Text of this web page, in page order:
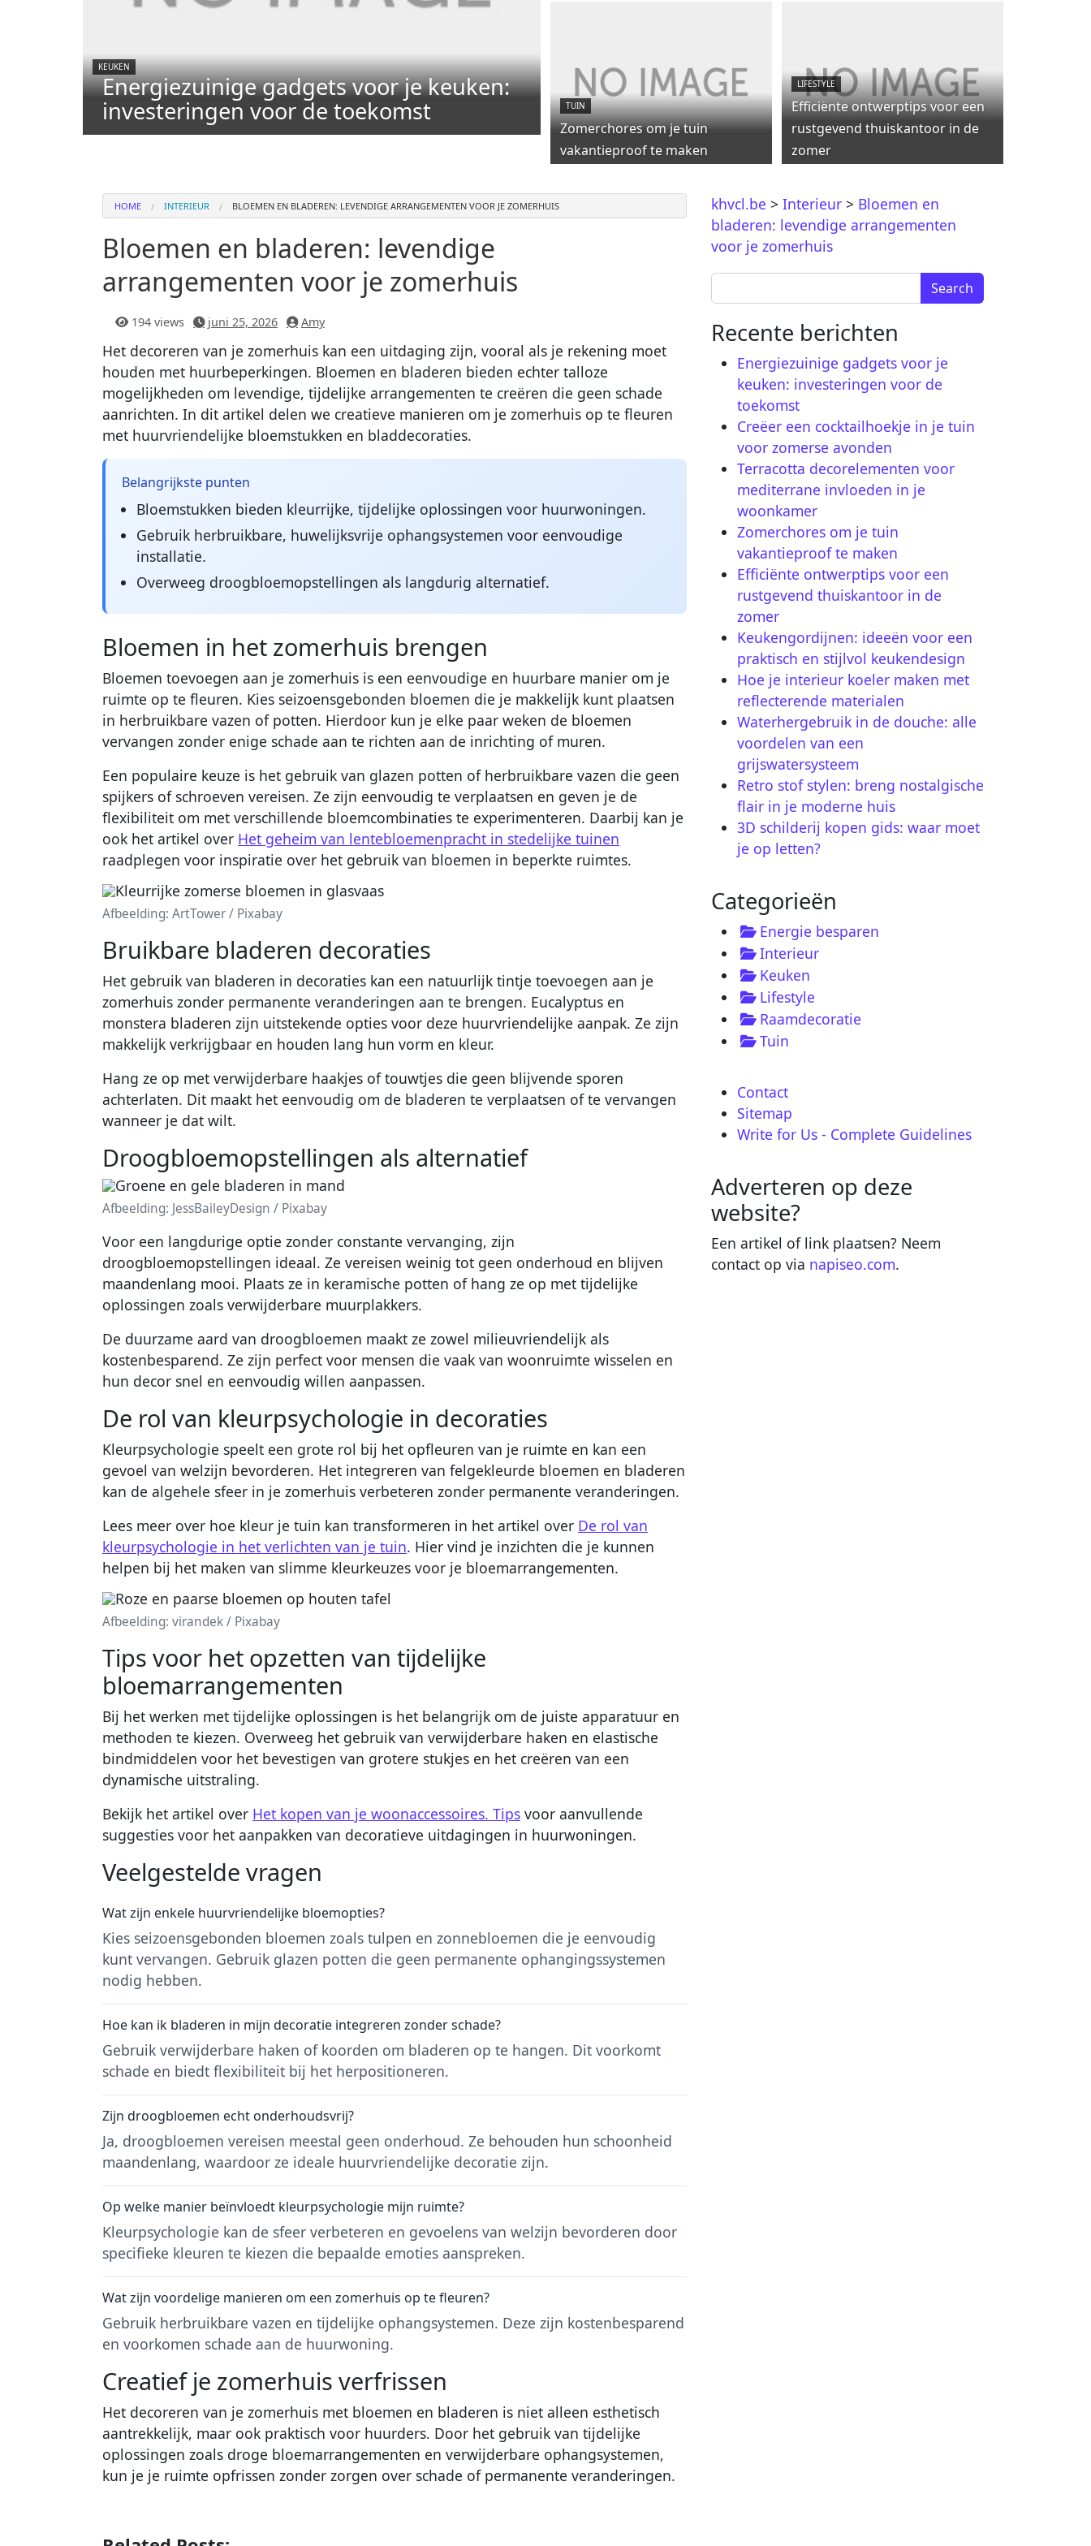
KEUKEN
Energiezuinige gadgets voor je keuken:
investeringen voor de toekomst
TUIN
Zomerchores om je tuin
vakantieproof te maken
LIFESTYLE
Efficiënte ontwerptips voor een
rustgevend thuiskantoor in de
zomer
HOME INTERIEUR BLOEMEN EN BLADEREN: LEVENDIGE ARRANGEMENTEN VOOR JE ZOMERHUIS
Bloemen en bladeren: levendige
arrangementen voor je zomerhuis
194 views juni 25, 2026 Amy
Het decoreren van je zomerhuis kan een uitdaging zijn, vooral als je rekening moet
houden met huurbeperkingen. Bloemen en bladeren bieden echter talloze
mogelijkheden om levendige, tijdelijke arrangementen te creëren die geen schade
aanrichten. In dit artikel delen we creatieve manieren om je zomerhuis op te fleuren
met huurvriendelijke bloemstukken en bladdecoraties.
Belangrijkste punten
Bloemstukken bieden kleurrijke, tijdelijke oplossingen voor huurwoningen.
Gebruik herbruikbare, huwelijksvrije ophangsystemen voor eenvoudige
installatie.
Overweeg droogbloemopstellingen als langdurig alternatief.
Bloemen in het zomerhuis brengen
Bloemen toevoegen aan je zomerhuis is een eenvoudige en huurbare manier om je
ruimte op te fleuren. Kies seizoensgebonden bloemen die je makkelijk kunt plaatsen
in herbruikbare vazen of potten. Hierdoor kun je elke paar weken de bloemen
vervangen zonder enige schade aan te richten aan de inrichting of muren.
Een populaire keuze is het gebruik van glazen potten of herbruikbare vazen die geen
spijkers of schroeven vereisen. Ze zijn eenvoudig te verplaatsen en geven je de
flexibiliteit om met verschillende bloemcombinaties te experimenteren. Daarbij kan je
ook het artikel over Het geheim van lentebloemenpracht in stedelijke tuinen
raadplegen voor inspiratie over het gebruik van bloemen in beperkte ruimtes.
Afbeelding: ArtTower / Pixabay
Bruikbare bladeren decoraties
Het gebruik van bladeren in decoraties kan een natuurlijk tintje toevoegen aan je
zomerhuis zonder permanente veranderingen aan te brengen. Eucalyptus en
monstera bladeren zijn uitstekende opties voor deze huurvriendelijke aanpak. Ze zijn
makkelijk verkrijgbaar en houden lang hun vorm en kleur.
Hang ze op met verwijderbare haakjes of touwtjes die geen blijvende sporen
achterlaten. Dit maakt het eenvoudig om de bladeren te verplaatsen of te vervangen
wanneer je dat wilt.
Droogbloemopstellingen als alternatief
Afbeelding: JessBaileyDesign / Pixabay
Voor een langdurige optie zonder constante vervanging, zijn
droogbloemopstellingen ideaal. Ze vereisen weinig tot geen onderhoud en blijven
maandenlang mooi. Plaats ze in keramische potten of hang ze op met tijdelijke
oplossingen zoals verwijderbare muurplakkers.
De duurzame aard van droogbloemen maakt ze zowel milieuvriendelijk als
kostenbesparend. Ze zijn perfect voor mensen die vaak van woonruimte wisselen en
hun decor snel en eenvoudig willen aanpassen.
De rol van kleurpsychologie in decoraties
Kleurpsychologie speelt een grote rol bij het opfleuren van je ruimte en kan een
gevoel van welzijn bevorderen. Het integreren van felgekleurde bloemen en bladeren
kan de algehele sfeer in je zomerhuis verbeteren zonder permanente veranderingen.
Lees meer over hoe kleur je tuin kan transformeren in het artikel over De rol van
kleurpsychologie in het verlichten van je tuin. Hier vind je inzichten die je kunnen
helpen bij het maken van slimme kleurkeuzes voor je bloemarrangementen.
Afbeelding: virandek / Pixabay
Tips voor het opzetten van tijdelijke
bloemarrangementen
Bij het werken met tijdelijke oplossingen is het belangrijk om de juiste apparatuur en
methoden te kiezen. Overweeg het gebruik van verwijderbare haken en elastische
bindmiddelen voor het bevestigen van grotere stukjes en het creëren van een
dynamische uitstraling.
Bekijk het artikel over Het kopen van je woonaccessoires. Tips voor aanvullende
suggesties voor het aanpakken van decoratieve uitdagingen in huurwoningen.
Veelgestelde vragen
Wat zijn enkele huurvriendelijke bloemopties?
Kies seizoensgebonden bloemen zoals tulpen en zonnebloemen die je eenvoudig
kunt vervangen. Gebruik glazen potten die geen permanente ophangingssystemen
nodig hebben.
Hoe kan ik bladeren in mijn decoratie integreren zonder schade?
Gebruik verwijderbare haken of koorden om bladeren op te hangen. Dit voorkomt
schade en biedt flexibiliteit bij het herpositioneren.
Zijn droogbloemen echt onderhoudsvrij?
Ja, droogbloemen vereisen meestal geen onderhoud. Ze behouden hun schoonheid
maandenlang, waardoor ze ideale huurvriendelijke decoratie zijn.
Op welke manier beïnvloedt kleurpsychologie mijn ruimte?
Kleurpsychologie kan de sfeer verbeteren en gevoelens van welzijn bevorderen door
specifieke kleuren te kiezen die bepaalde emoties aanspreken.
Wat zijn voordelige manieren om een zomerhuis op te fleuren?
Gebruik herbruikbare vazen en tijdelijke ophangsystemen. Deze zijn kostenbesparend
en voorkomen schade aan de huurwoning.
Creatief je zomerhuis verfrissen
Het decoreren van je zomerhuis met bloemen en bladeren is niet alleen esthetisch
aantrekkelijk, maar ook praktisch voor huurders. Door het gebruik van tijdelijke
oplossingen zoals droge bloemarrangementen en verwijderbare ophangsystemen,
kun je je ruimte opfrissen zonder zorgen over schade of permanente veranderingen.
khvcl.be > Interieur > Bloemen en
bladeren: levendige arrangementen
voor je zomerhuis
Search for:
Recente berichten
Energiezuinige gadgets voor je
keuken: investeringen voor de
toekomst
Creëer een cocktailhoekje in je tuin
voor zomerse avonden
Terracotta decorelementen voor
mediterrane invloeden in je
woonkamer
Zomerchores om je tuin
vakantieproof te maken
Efficiënte ontwerptips voor een
rustgevend thuiskantoor in de
zomer
Keukengordijnen: ideeën voor een
praktisch en stijlvol keukendesign
Hoe je interieur koeler maken met
reflecterende materialen
Waterhergebruik in de douche: alle
voordelen van een
grijswatersysteem
Retro stof stylen: breng nostalgische
flair in je moderne huis
3D schilderij kopen gids: waar moet
je op letten?
Categorieën
Energie besparen
Interieur
Keuken
Lifestyle
Raamdecoratie
Tuin
Contact
Sitemap
Write for Us - Complete Guidelines
Adverteren op deze
website?
Een artikel of link plaatsen? Neem
contact op via napiseo.com.